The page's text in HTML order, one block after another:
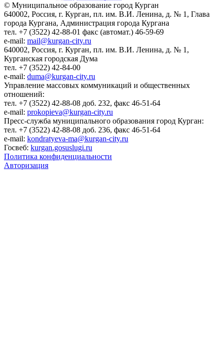
© Муниципальное образование город Курган
640002, Россия, г. Курган, пл. им. В.И. Ленина, д. № 1, Глава
города Кургана, Администрация города Кургана
тел. +7 (3522) 42-88-01 факс (автомат.) 46-59-69
e-mail: mail@kurgan-city.ru
640002, Россия, г. Курган, пл. им. В.И. Ленина, д. № 1,
Курганская городская Дума
тел. +7 (3522) 42-84-00
e-mail: duma@kurgan-city.ru
Управление массовых коммуникаций и общественных
отношений:
тел. +7 (3522) 42-88-08 доб. 232, факс 46-51-64
e-mail: prokopieva@kurgan-city.ru
Пресс-служба муниципального образования город Курган:
тел. +7 (3522) 42-88-08 доб. 236, факс 46-51-64
e-mail: kondratyeva-ma@kurgan-city.ru
Госвеб: kurgan.gosuslugi.ru
Политика конфиденциальности
Авторизация